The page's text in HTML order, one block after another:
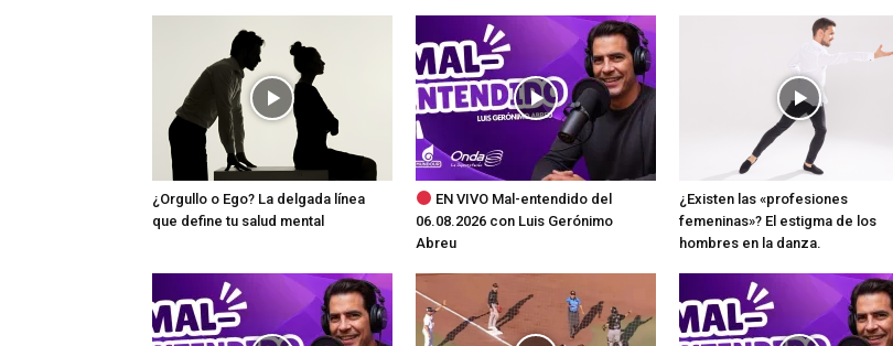
¿Orgullo o Ego? La delgada línea
que define tu salud mental
EN VIVO Mal-entendido del
06.08.2026 con Luis Gerónimo
Abreu
¿Existen las «profesiones
femeninas»? El estigma de los
hombres en la danza.